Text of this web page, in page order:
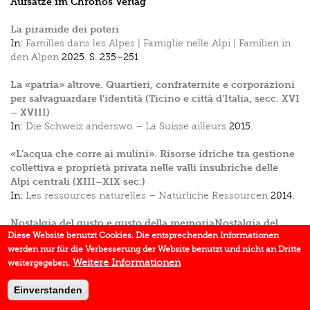
La piramide dei poteri
In: Familles dans les Alpes | Famiglie nelle Alpi | Familien in
den Alpen 2025. S. 235–251
La «patria» altrove. Quartieri, confraternite e corporazioni
per salvaguardare l’identità (Ticino e città d’Italia, secc. XVI
– XVIII)
In: Die Schweiz anderswo – La Suisse ailleurs 2015.
«L’acqua che corre ai mulini». Risorse idriche tra gestione
collettiva e proprietà privata nelle valli insubriche delle
Alpi centrali (XIII–XIX sec.)
In: Les ressources naturelles – Natürliche Ressourcen 2014.
Nostalgia del gusto e gusto della memoriaNostalgia del
gusto e gusto della memoria
In:Ernährung und Gesundheit in den Alpen – Alimentation
et santé dans les Alpes 2008.
Diese Website benutzt Cookies. Die entsprechenden Informationen
werden nur für die Verbesserung der Website benutzt und nicht an Dritte
weitergegeben. Weitere Informationen
Einverstanden